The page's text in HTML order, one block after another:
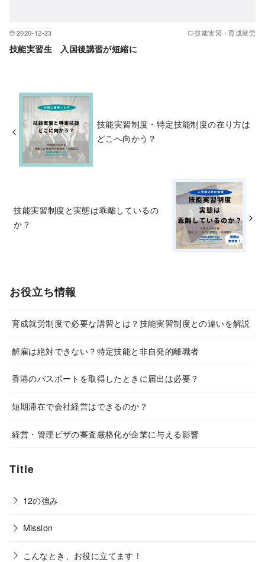
2020-12-23 技能実習・育成就労
技能実習生 入国後講習が短縮に
技能実習制度・特定技能制度の在り方は
どこへ向かう？
技能実習制度と実態は乖離しているの
か？
お役立ち情報
育成就労制度で必要な講習とは？技能実習制度との違いを解説
解雇は絶対できない？特定技能と非自発的離職者
香港のパスポートを取得したときに届出は必要？
短期滞在で会社経営はできるのか？
経営・管理ビザの審査厳格化が企業に与える影響
Title
12の強み
Mission
こんなとき、お役に立てます！